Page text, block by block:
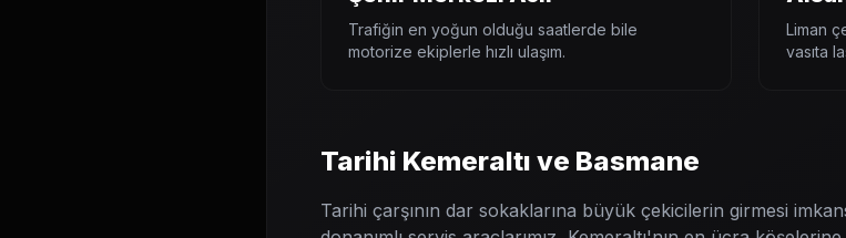
Trafiğin en yoğun olduğu saatlerde bile
motorize ekiplerle hızlı ulaşım.
Liman
vasıta
Tarihi Kemeraltı ve Basmane
Tarihi çarşının dar sokaklarına büyük çekicilerin girmesi